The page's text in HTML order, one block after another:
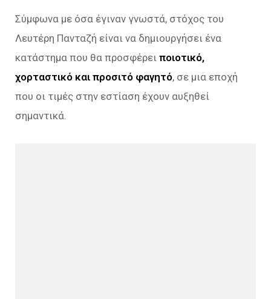
Σύμφωνα με όσα έγιναν γνωστά, στόχος του
Λευτέρη Πανταζή είναι να δημιουργήσει ένα
κατάστημα που θα προσφέρει ποιοτικό,
χορταστικό και προσιτό φαγητό, σε μια εποχή
που οι τιμές στην εστίαση έχουν αυξηθεί
σημαντικά.